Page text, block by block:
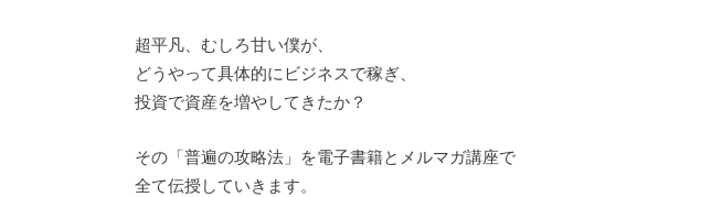
超平凡、むしろ甘い僕が、
どうやって具体的にビジネスで稼ぎ、
投資で資産を増やしてきたか？
その「普遍の攻略法」を電子書籍とメルマガ講座で
全て伝授していきます。